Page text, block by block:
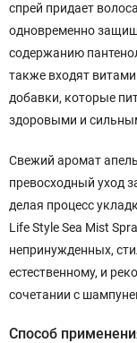
спрей придает
одновременно
содержанию
также входят
добавки, которые
здоровыми и
Свежий аромат
превосходный уход
делая процесс
Life Style Sea Mist
непринужденных,
естественному, и
сочетании с
Способ